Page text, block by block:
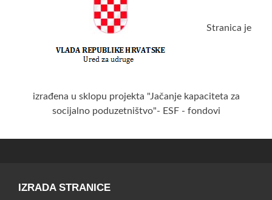
Stranica je
izrađena u sklopu projekta "Jačanje kapaciteta za
socijalno poduzetništvo"- ESF - fondovi
IZRADA STRANICE